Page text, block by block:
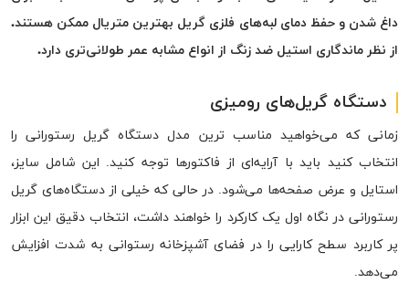
داغ شدن و حفظ دمای لبه‌های فلزی گریل بهترین متریال ممکن هستند.
از نظر ماندگاری استیل ضد زنگ از انواع مشابه عمر طولانی‌تری دارد.
دستگاه گریل‌های رومیزی
زمانی که می‌خواهید مناسب ترین مدل دستگاه گریل رستورانی را
انتخاب کنید باید با آرایه‌ای از فاکتورها توجه کنید. این شامل سایز،
استایل و عرض صفحه‌ها می‌شود. در حالی که خیلی از دستگاه‌های گریل
رستورانی در نگاه اول یک کارکرد را خواهند داشت، انتخاب دقیق این ابزار
پر کاربرد سطح کارایی را در فضای آشپزخانه رستوانی به شدت افزایش
می‌دهد.